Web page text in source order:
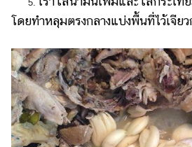
5.
โดยทำหลุมตรงกลางแบ่งพื้นที่ไว้เจีย